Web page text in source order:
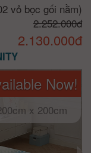
vỏ bọc gối nằm)
2.252.000đ
2.130.000đ
Now!
x 200cm